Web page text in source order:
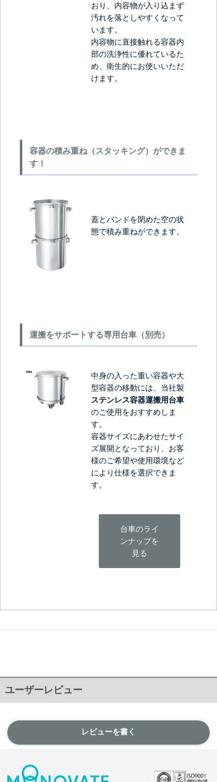
おり、内容物が入り込まず
汚れを落としやすくなって
います。
内容物に直接触れる容器内
部の洗浄性に優れているた
め、衛生的にお使いいただ
けます。
容器の積み重ね（スタッキング）ができま
す！
蓋とバンドを閉めた空の状
態で積み重ねができます。
運搬をサポートする専用台車（別売）
中身の入った重い容器や大
型容器の移動には、当社製
ステンレス容器運搬用台車
のご使用をおすすめしま
す。
容器サイズにあわせたサイ
ズ展開となっており、お客
様のご希望や使用環境など
により仕様を選択できま
す。
台車のライ
ンナップを
見る
ユーザーレビュー
レビューを書く